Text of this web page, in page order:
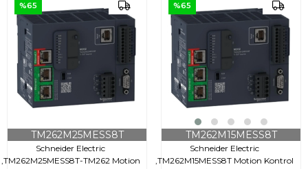
Schneider Electric
,TM262M25MESS8T-TM262 Motion
TM262M25MESS8T
%65
Schneider Electric
,TM262M15MESS8T Motion Kontrol
TM262M15MESS8T
%65